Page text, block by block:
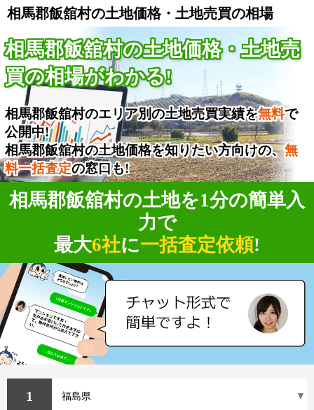
相馬郡飯舘村の土地価格・土地売買の相場
相馬郡飯舘村の土地価格・土地売
買の相場がわかる!
相馬郡飯舘村のエリア別の土地売買実績を無料で
公開中!
相馬郡飯舘村の土地価格を知りたい方向けの、無
料一括査定の窓口も!
相馬郡飯舘村の土地を1分の簡単入
力で
最大6社に一括査定依頼!
1